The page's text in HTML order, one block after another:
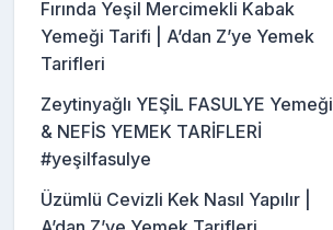
Fırında Yeşil Mercimekli Kabak
Yemeği Tarifi | A’dan Z’ye Yemek
Tarifleri
Zeytinyağlı YEŞİL FASULYE Yemeği
& NEFİS YEMEK TARİFLERİ
#yeşilfasulye
Üzümlü Cevizli Kek Nasıl Yapılır |